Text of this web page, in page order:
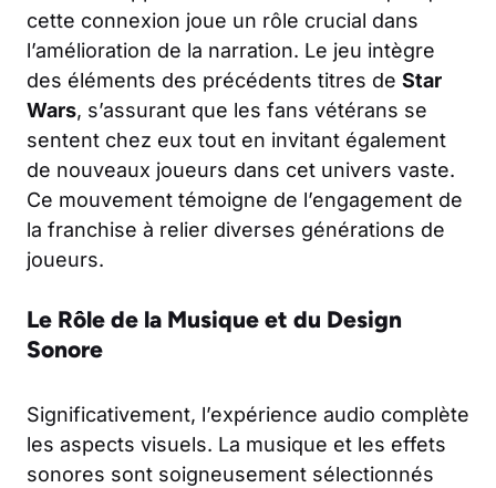
cette connexion joue un rôle crucial dans
l’amélioration de la narration. Le jeu intègre
des éléments des précédents titres de Star
Wars, s’assurant que les fans vétérans se
sentent chez eux tout en invitant également
de nouveaux joueurs dans cet univers vaste.
Ce mouvement témoigne de l’engagement de
la franchise à relier diverses générations de
joueurs.
Le Rôle de la Musique et du Design
Sonore
Significativement, l’expérience audio complète
les aspects visuels. La musique et les effets
sonores sont soigneusement sélectionnés